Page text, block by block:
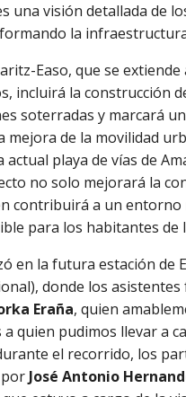
una visión detallada de
la
Easo, que se
incluirá la construcción
soterradas y marcará
mejora de la movilidad
actual playa de vías de
no solo mejorará la
contribuirá a un entorno
para los habitantes de
en la futura estación de
donde los
Eraña, quien
quien pudimos llevar a
el recorrido, los
José Antonio